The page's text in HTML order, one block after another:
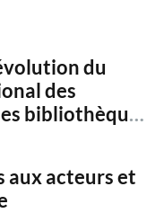
du
des
bibliothèques
aux acteurs et